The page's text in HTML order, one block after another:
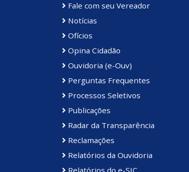
Fale com seu Vereador
Notícias
Ofícios
Opina Cidadão
Ouvidoria (e-Ouv)
Perguntas Frequentes
Processos Seletivos
Publicações
Radar da Transparência
Reclamações
Relatórios da Ouvidoria